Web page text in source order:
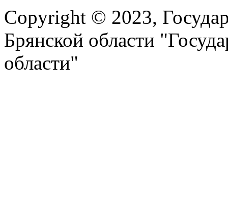
Copyright © 2023,
Брянской области
области"